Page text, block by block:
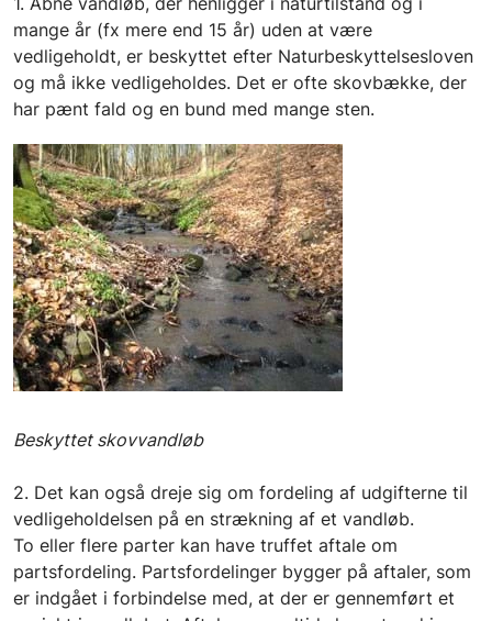
mange år (fx mere end 15 år) uden at være
vedligeholdt, er beskyttet efter Naturbeskyttelsesloven
og må ikke vedligeholdes. Det er ofte skovbække, der
har pænt fald og en bund med mange sten.
Beskyttet skovvandløb
2. Det kan også dreje sig om fordeling af udgifterne til
vedligeholdelsen på en strækning af et vandløb.
To eller flere parter kan have truffet aftale om
partsfordeling. Partsfordelinger bygger på aftaler, som
er indgået i forbindelse med, at der er gennemført et